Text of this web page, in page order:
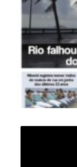
Ano X –